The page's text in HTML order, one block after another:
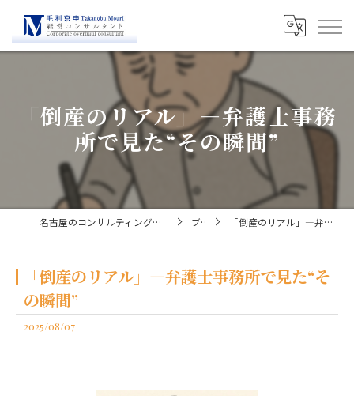
「倒産のリアル」―弁護士事務
所で見た“その瞬間”
名古屋のコンサルティングなら経営コンサルタント毛利京申 ブログ 「倒産のリアル」―弁護士事務所で見た“その瞬間”
「倒産のリアル」―弁護士事務所で見た“そ
の瞬間”
2025/08/07